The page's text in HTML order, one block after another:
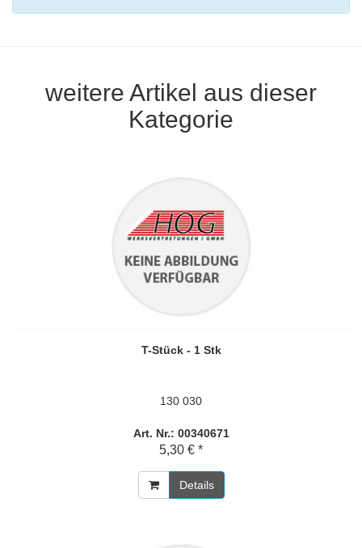
weitere Artikel aus dieser
Kategorie
T-Stück - 1 Stk
130 030
Art. Nr.: 00340671
5,30 € *
Details